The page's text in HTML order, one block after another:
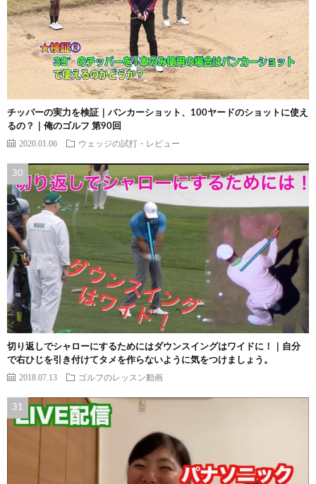
チッパーの実力を検証｜バンカーショット、100ヤードのショットに使え
るの？｜俺のゴルフ 第90回
2020.01.06 ウェッジの試打・レビュー
切り返しでシャローにするためにはダウンスイングはワイドに！｜自分
で右ひじを引き付けてタメを作らないように気をつけましょう。
2018.07.13 ゴルフのレッスン動画